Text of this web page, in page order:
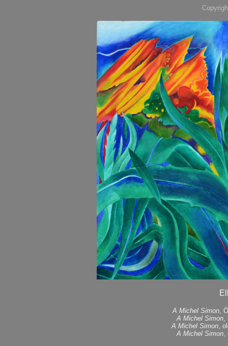
A Michel Simon ,
A Michel Simon
A Michel Simon,
A Michel Simon